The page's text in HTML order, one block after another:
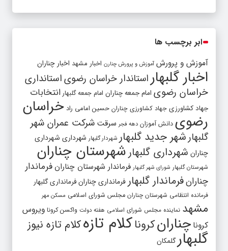
ابر برچسب ها
آموزش و پرورش آموزش و پرورش چنارن اخبار مشهد اخبار چناران
اخبار گلبهار استاندار خراسان رضویاستانداری
خراسان رضوی امام جمعه چناران امام جمعه گلبهار انتخابات
جهاد کشاورزی جهاد کشاورزی چناران حسین امامی راد خراسان
رضوی دانش آموزان دهه فجر سرقت شرکت عمران شهر
گلبهارشهر جدید گلبهار شهردار گلبهار شهرداری شهرداری
چناران شهرداری گلبهار شهرستان چناران
شهرستان گلبهار شورای شهر گلبهار فرماندار شهرستان چناران فرماندار
چنارانفرماندار گلبهار فرمانداری چنارانفرمانداری گلبهار
فرمانده انتظامی شهرستان چناران مجلس شورای اسلامی مسکن مهر
مشهد نماینده مجلس شورای اسلامی هفته دولت واکسن کرونا ویروس
کرونا چنارانکروناکلام تازهکلام تازه نیوز
گلبهارگلمکان